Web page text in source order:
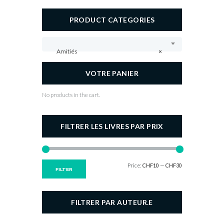
PRODUCT CATEGORIES
×
Amitiés
VOTRE PANIER
No products in the cart.
FILTRER LES LIVRES PAR PRIX
FILTER
Price: CHF10 — CHF30
FILTRER PAR AUTEUR.E